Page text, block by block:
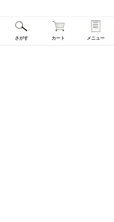
さがす カート メニュー